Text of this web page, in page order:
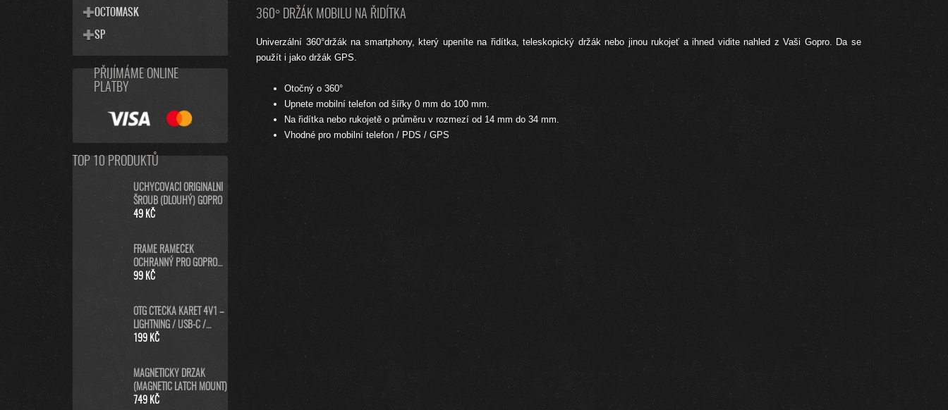
OCTOMASK
SP
PŘIJÍMÁME ONLINE
PLATBY
TOP 10 PRODUKTŮ
UCHYCOVACÍ ORIGINÁLNÍ
ŠROUB (DLOUHÝ) GOPRO
49 KČ
FRAME RÁMEČEK
OCHRANNÝ PRO GOPRO
HERO8 BLACK
99 KČ
OTG ČTEČKA KARET 4V1 –
LIGHTNING / USB-C /
MICRO USB / USB-A PRO
199 KČ
MAGNETICKÝ DRŽÁK
(MAGNETIC LATCH MOUNT)
749 KČ
360° DRŽÁK MOBILU NA ŘIDÍTKA
Univerzální 360°držák na smartphony, který upeníte na řidítka, teleskopický držák nebo jinou rukojeť a ihned vidite nahled z Vaši Gopro. Da se
použít i jako držák GPS.
Otočný o 360°
Upnete mobilní telefon od šířky 0 mm do 100 mm.
Na řidítka nebo rukojetě o průměru v rozmezí od 14 mm do 34 mm.
Vhodné pro mobilní telefon / PDS / GPS